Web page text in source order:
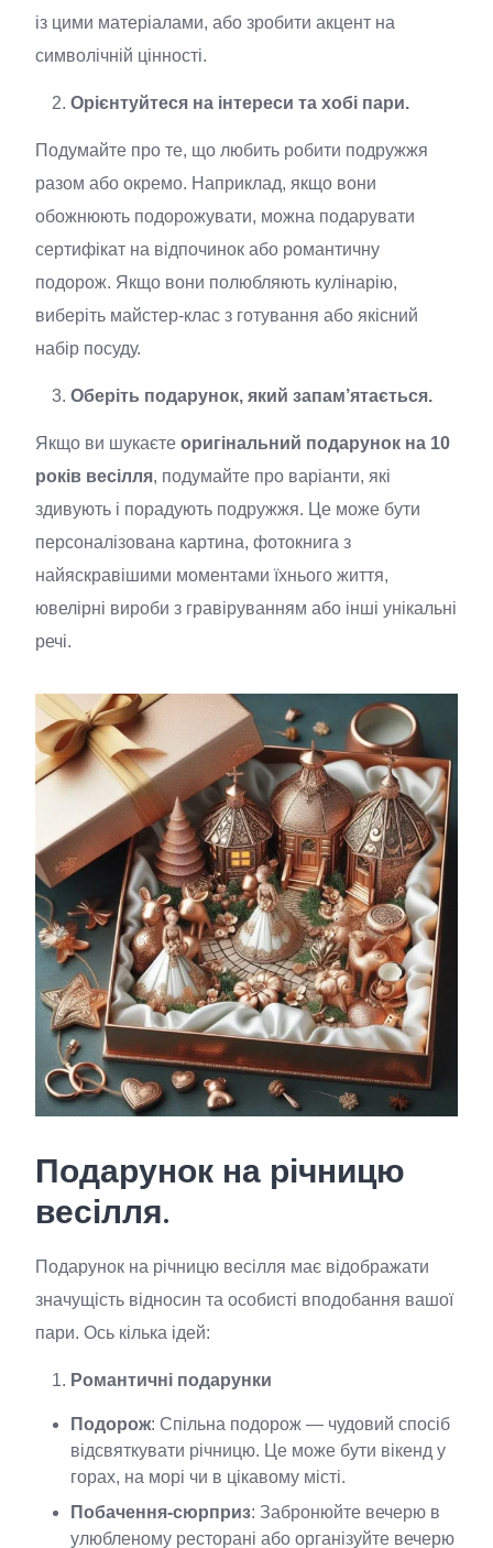
із цими матеріалами, або зробити акцент на
символічній цінності.
Орієнтуйтеся на інтереси та хобі пари.
Подумайте про те, що любить робити подружжя
разом або окремо. Наприклад, якщо вони
обожнюють подорожувати, можна подарувати
сертифікат на відпочинок або романтичну
подорож. Якщо вони полюбляють кулінарію,
виберіть майстер-клас з готування або якісний
набір посуду.
Оберіть подарунок, який запам’ятається.
Якщо ви шукаєте оригінальний подарунок на 10
років весілля, подумайте про варіанти, які
здивують і порадують подружжя. Це може бути
персоналізована картина, фотокнига з
найяскравішими моментами їхнього життя,
ювелірні вироби з гравіруванням або інші унікальні
речі.
Подарунок на річницю
весілля.
Подарунок на річницю весілля має відображати
значущість відносин та особисті вподобання вашої
пари. Ось кілька ідей:
Романтичні подарунки
Подорож: Спільна подорож — чудовий спосіб
відсвяткувати річницю. Це може бути вікенд у
горах, на морі чи в цікавому місті.
Побачення-сюрприз: Забронюйте вечерю в
улюбленому ресторані або організуйте вечерю